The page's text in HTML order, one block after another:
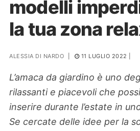
AMBIENTI
FAI DA TE
PIANTE
Ortaggio
Search for:
modelli
la tua zona
ALESSIA DI NARDO 11 LUGLIO 2022
L’amaca da giardino è uno
rilassanti e piacevoli che
inserire durante l’estate in
Se cercate delle idee per la